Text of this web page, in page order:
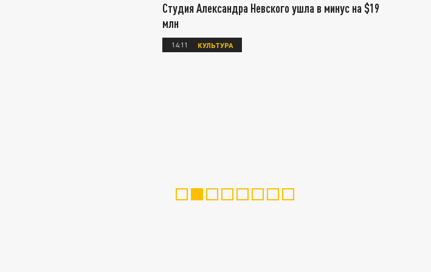
Студия Александра Невского ушла в минус на $19
млн
14:11 КУЛЬТУРА